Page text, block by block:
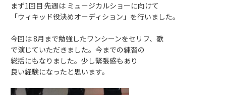
まず1回目 先週は ミュージカルショーに向けて
「ウィキッド役決めオーディション」を行いました。
今回は 8月まで勉強したワンシーンをセリフ、歌
で演じていただきました。今までの練習の
総括にもなりました。少し緊張感もあり
良い経験になったと思います。